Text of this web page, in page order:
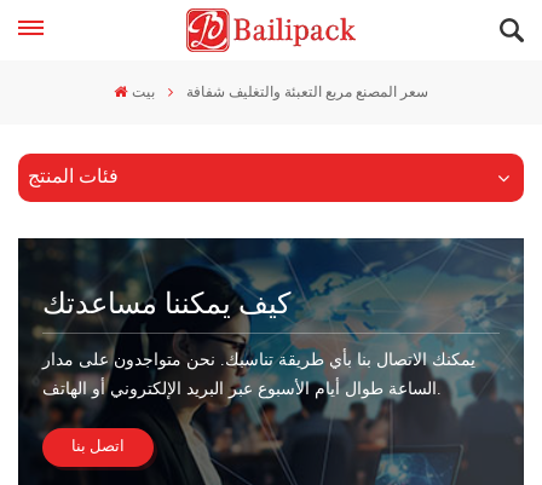
بيت سعر المصنع مربع التعبئة والتغليف شفافة
فئات المنتج
كيف يمكننا مساعدتك
يمكنك الاتصال بنا بأي طريقة تناسبك. نحن متواجدون على مدار
الساعة طوال أيام الأسبوع عبر البريد الإلكتروني أو الهاتف.
اتصل بنا